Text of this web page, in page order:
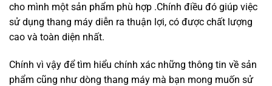
cho mình một sản phẩm phù hợp .Chính điều đó giúp việc
sử dụng thang máy diễn ra thuận lợi, có được chất lượng
cao và toàn diện nhất.
Chính vì vậy để tìm hiểu chính xác những thông tin về sản
phẩm cũng như dòng thang máy mà bạn mong muốn sử